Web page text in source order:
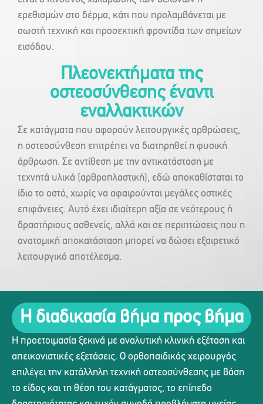
Σε κατάγματα που αφορούν λειτουργικές αρθρώσεις,
η οστεοσύνθεση επιτρέπει να διατηρηθεί η φυσική
άρθρωση. Σε αντίθεση με την αντικατάσταση με
τεχνητά υλικά (αρθροπλαστική), εδώ αποκαθίσταται το
ίδιο το οστό, χωρίς να αφαιρούνται μεγάλες οστικές
επιφάνειες. Αυτό έχει ιδιαίτερη αξία σε νεότερους ή
δραστήριους ασθενείς, αλλά και σε περιπτώσεις που η
ανατομική αποκατάσταση μπορεί να δώσει εξαιρετικό
λειτουργικό αποτέλεσμα.
Πλεονεκτήματα της
οστεοσύνθεσης έναντι
εναλλακτικών
ερεθισμών στο δέρμα, κάτι που προλαμβάνεται με
σωστή τεχνική και προσεκτική φροντίδα των σημείων
εισόδου.
Η διαδικασία βήμα προς βήμα
Η προετοιμασία ξεκινά με αναλυτική κλινική εξέταση και
απεικονιστικές εξετάσεις. Ο ορθοπαιδικός χειρουργός
επιλέγει την κατάλληλη τεχνική οστεοσύνθεσης με βάση
το είδος και τη θέση του κατάγματος, το επίπεδο